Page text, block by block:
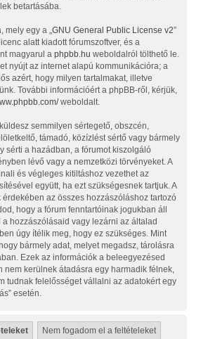
betartásába.
egy a „ GNU General Public License v2”
alatt kiadott fórumszoftver, és a
magyarul a phpbb.hu weboldalról tölthető le.
nyújt az internet alapú kommunikációra; a
azért, hogy milyen tartalmakat, illetve
További információért a phpBB-ről, kérjük,
weboldalt.
semmilyen sértegető, obszcén,
támadó, közízlést sértő vagy bármely
sérti a hazádban, a fórumot kiszolgáló
lévő vagy a nemzetközi törvényeket. A
és végleges kitiltáshoz vezethet az
együtt, ha ezt szükségesnek tartjuk. A
az összes hozzászóláshoz tartozó
hogy a fórum fenntartóinak jogukban áll
hozzászólásaid vagy lezárni az általad
úgy ítélik meg, hogy ez szükséges. Mint
bármely adat, melyet megadsz, tárolásra
Ezek az információk a beleegyezésed
nem kerülnek átadásra egy harmadik félnek,
tudnak felelősséget vállalni az adatokért egy
esetén.